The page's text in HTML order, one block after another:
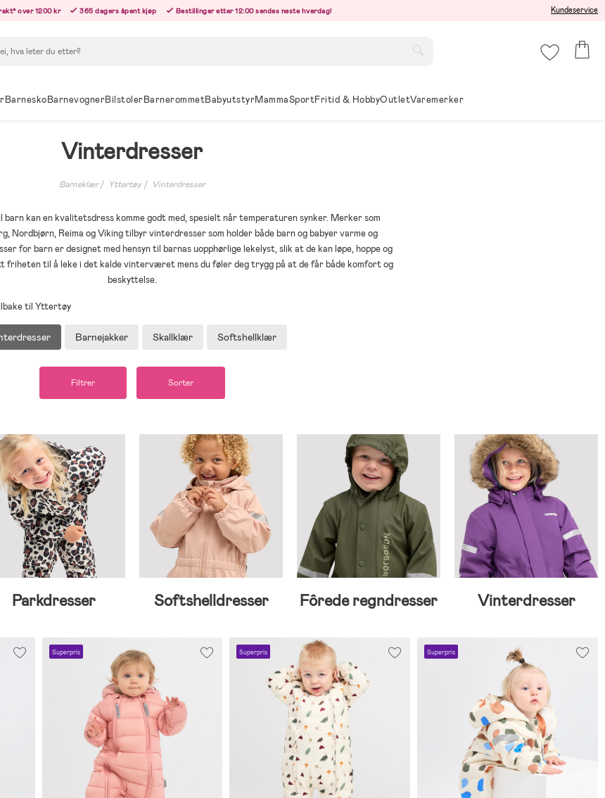
over 1200 kr 365 dagers åpent kjøp Bestillinger etter 12:00 sendes neste hverdag! Kundeservice
BarneskoBarnevognerBilstolerBarnerommetBabyutstyrMammaSportFritid & HobbyOutletVaremerker
Vinterdresser
Barneklær Yttertøy Vinterdresser
kan en kvalitetsdress komme godt med, spesielt når temperaturen synker. Merker som
Nordbjørn, Reima og Viking tilbyr vinterdresser som holder både barn og babyer varme og
for barn er designet med hensyn til barnas uopphørlige lekelyst, slik at de kan løpe, hoppe og
til å leke i det kalde vinterværet mens du føler deg trygg på at de får både komfort og
beskyttelse.
til Yttertøy
Barnejakker Skallklær Softshellklær
Filtrer Sorter
Parkdresser Softshelldresser Fôrede regndresser Vinterdresser
Superpris Superpris Superpris